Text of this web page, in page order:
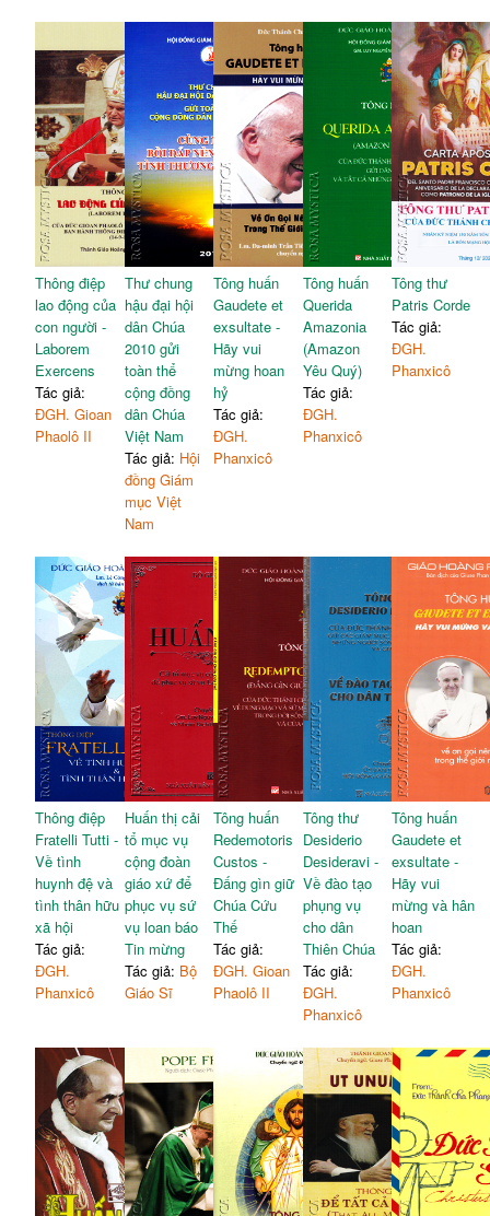
Thông điệp
lao động của
con người -
Laborem
Exercens
Tác giả:
ĐGH. Gioan
Phaolô II
Thư chung
hậu đại hội
dân Chúa
2010 gửi
toàn thể
cộng đồng
dân Chúa
Việt Nam
Tác giả: Hội
đồng Giám
mục Việt
Nam
Tông huấn
Gaudete et
exsultate -
Hãy vui
mừng hoan
hỷ
Tác giả:
ĐGH.
Phanxicô
Tông huấn
Querida
Amazonia
(Amazon
Yêu Quý)
Tác giả:
ĐGH.
Phanxicô
Tông thư
Patris Corde
Tác giả:
ĐGH.
Phanxicô
Thông điệp
Fratelli Tutti -
Về tình
huynh đệ và
tình thân hữu
xã hội
Tác giả:
ĐGH.
Phanxicô
Huấn thị cải
tổ mục vụ
cộng đoàn
giáo xứ để
phục vụ sứ
vụ loan báo
Tin mừng
Tác giả: Bộ
Giáo Sĩ
Tông huấn
Redemotoris
Custos -
Đấng gìn giữ
Chúa Cứu
Thế
Tác giả:
ĐGH. Gioan
Phaolô II
Tông thư
Desiderio
Desideravi -
Về đào tạo
phụng vụ
cho dân
Thiên Chúa
Tác giả:
ĐGH.
Phanxicô
Tông huấn
Gaudete et
exsultate -
Hãy vui
mừng và hân
hoan
Tác giả:
ĐGH.
Phanxicô